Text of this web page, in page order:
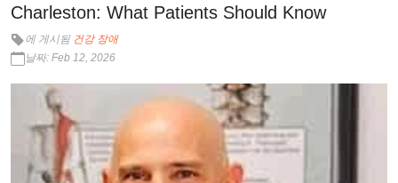
Charleston: What Patients Should Know
에 게시됨 건강 장애
날짜: Feb 12, 2026